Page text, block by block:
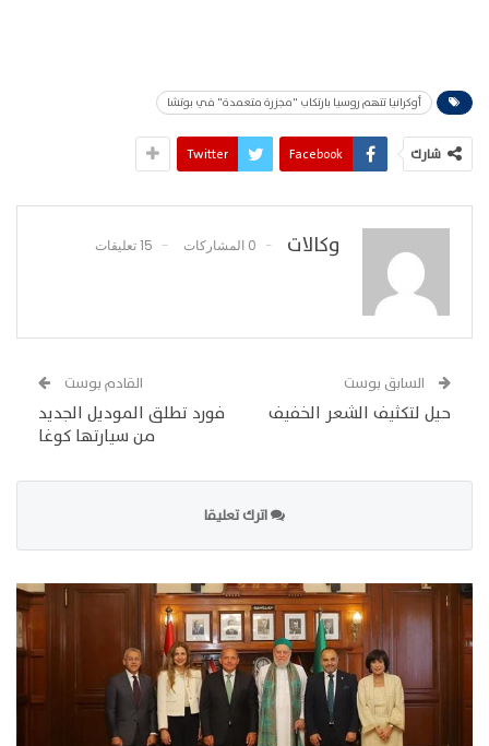
أوكرانيا تتهم روسيا بارتكاب "مجزرة متعمدة" في بوتشا
شارك Facebook
Twitter
وكالات 0 المشاركات 15 تعليقات
السابق بوست
حيل لتكثيف الشعر الخفيف
القادم بوست
فورد تطلق الموديل الجديد
من سيارتها كوغا
اترك تعليقا